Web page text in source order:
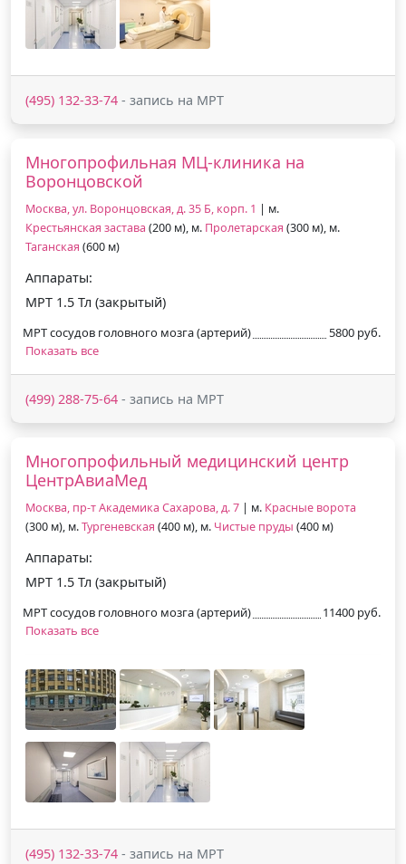
(495) 132-33-74 - запись на МРТ
Многопрофильная МЦ-клиника на
Воронцовской
Москва, ул. Воронцовская, д. 35 Б, корп. 1 | м.
Крестьянская застава (200 м), м. Пролетарская (300 м), м.
Таганская (600 м)
Аппараты:
МРТ 1.5 Тл (закрытый)
МРТ сосудов головного мозга (артерий)
5800 руб.
Показать все
(499) 288-75-64 - запись на МРТ
Многопрофильный медицинский центр
ЦентрАвиаМед
Москва, пр-т Академика Сахарова, д. 7 | м. Красные ворота
(300 м), м.Тургеневская (400 м), м. Чистые пруды (400 м)
Аппараты:
МРТ 1.5 Тл (закрытый)
МРТ сосудов головного мозга (артерий)
11400 руб.
Показать все
(495) 132-33-74 - запись на МРТ